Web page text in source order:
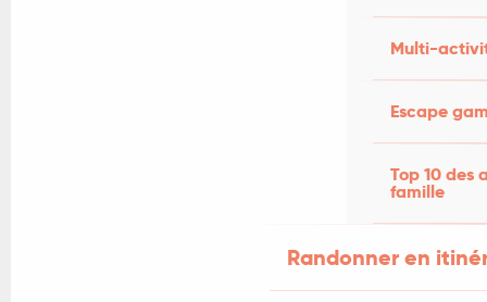
Multi-
Escape
Top 10 des
famille
Randonner en